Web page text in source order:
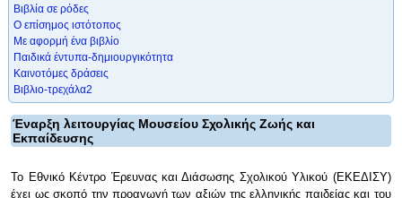
Βιβλία σε ρόδες
Ο επίσημος ιστότοπος
Με αφορμή ένα βιβλίο
Παιδικά έντυπα-δημιουργικότητα
Καινοτόμες δράσεις
Βιβλιο-τρεχάλα2
Έναρξη λειτουργίας Μουσείου Σχολικής Ζωής και
Εκπαίδευσης
Το Εθνικό Κέντρο Έρευνας και Διάσωσης Σχολικού Υλικού (ΕΚΕΔΙΣΥ)
έχει ως σκοπό την προαγωγή των αξιών της ελληνικής παιδείας και του